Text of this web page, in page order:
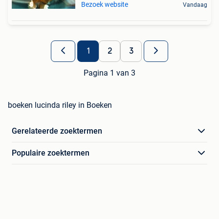
Bezoek website Vandaag
1 2 3
Pagina 1 van 3
boeken lucinda riley in Boeken
Gerelateerde zoektermen
Populaire zoektermen